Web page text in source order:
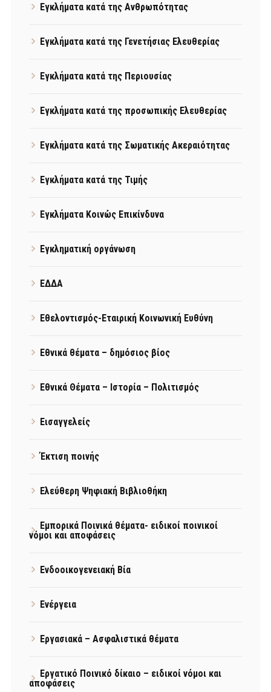
Εγκλήματα κατά της Ανθρωπότητας
Εγκλήματα κατά της Γενετήσιας Ελευθερίας
Εγκλήματα κατά της Περιουσίας
Εγκλήματα κατά της προσωπικής Ελευθερίας
Εγκλήματα κατά της Σωματικής Ακεραιότητας
Εγκλήματα κατά της Τιμής
Εγκλήματα Κοινώς Επικίνδυνα
Εγκληματική οργάνωση
ΕΔΔΑ
Εθελοντισμός-Εταιρική Κοινωνική Ευθύνη
Εθνικά θέματα – δημόσιος βίος
Εθνικά Θέματα – Ιστορία – Πολιτισμός
Εισαγγελείς
Έκτιση ποινής
Ελεύθερη Ψηφιακή Βιβλιοθήκη
Εμπορικά Ποινικά θέματα- ειδικοί ποινικοί
νόμοι και αποφάσεις
Ενδοοικογενειακή Βία
Ενέργεια
Εργασιακά – Ασφαλιστικά θέματα
Εργατικό Ποινικό δίκαιο – ειδικοί νόμοι και
αποφάσεις